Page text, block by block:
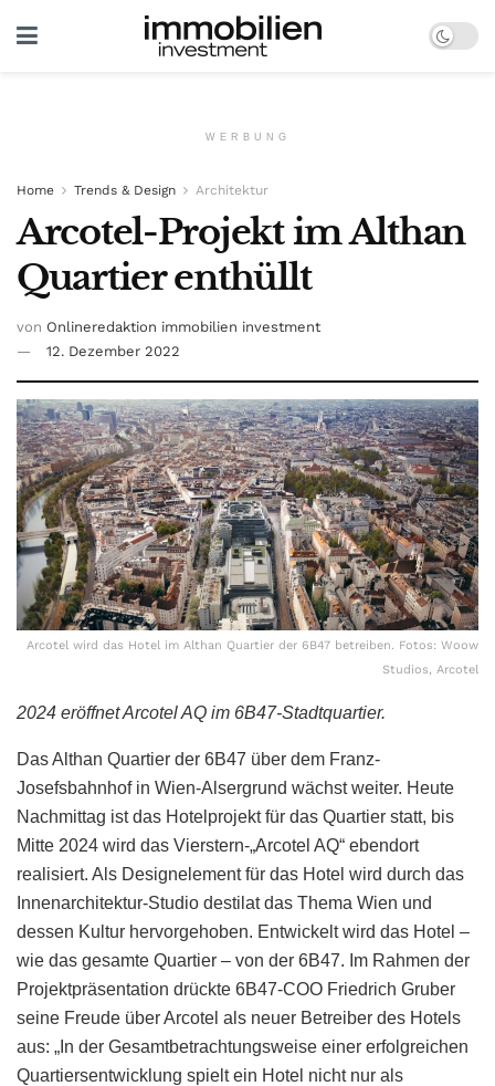
WERBUNG
Home Trends & Design Architektur
Arcotel-Projekt im Althan
Quartier enthüllt
von Onlineredaktion immobilien investment
12. Dezember 2022
Arcotel wird das Hotel im Althan Quartier der 6B47 betreiben. Fotos: Woow
Studios, Arcotel
2024 eröffnet Arcotel AQ im 6B47-Stadtquartier.
Das Althan Quartier der 6B47 über dem Franz-
Josefsbahnhof in Wien-Alsergrund wächst weiter. Heute
Nachmittag ist das Hotelprojekt für das Quartier statt, bis
Mitte 2024 wird das Vierstern-„Arcotel AQ“ ebendort
realisiert. Als Designelement für das Hotel wird durch das
Innenarchitektur-Studio destilat das Thema Wien und
dessen Kultur hervorgehoben. Entwickelt wird das Hotel –
wie das gesamte Quartier – von der 6B47. Im Rahmen der
Projektpräsentation drückte 6B47-COO Friedrich Gruber
seine Freude über Arcotel als neuer Betreiber des Hotels
aus: „In der Gesamtbetrachtungsweise einer erfolgreichen
Quartiersentwicklung spielt ein Hotel nicht nur als